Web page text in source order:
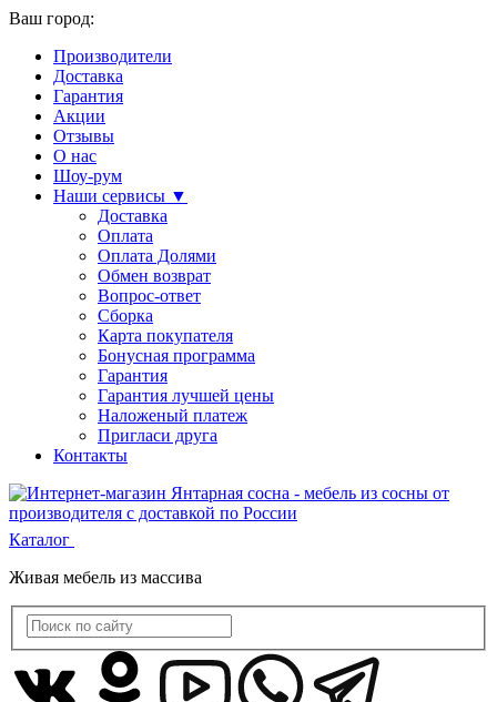
Ваш город:
Производители
Доставка
Гарантия
Акции
Отзывы
О нас
Шоу-рум
Наши сервисы ▼
Доставка
Оплата
Оплата Долями
Обмен возврат
Вопрос-ответ
Сборка
Карта покупателя
Бонусная программа
Гарантия
Гарантия лучшей цены
Наложеный платеж
Пригласи друга
Контакты
Каталог
Живая мебель из массива